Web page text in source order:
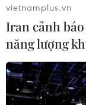
TIN LIÊN
vietnamplus.vn
Iran cảnh
năng lượng